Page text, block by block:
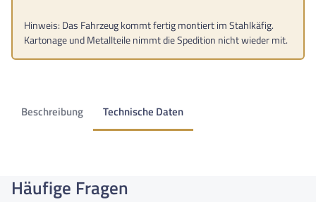
Hinweis: Das Fahrzeug kommt fertig montiert im Stahlkäfig.
Kartonage und Metallteile nimmt die Spedition nicht wieder mit.
Beschreibung Technische Daten
Häufige Fragen